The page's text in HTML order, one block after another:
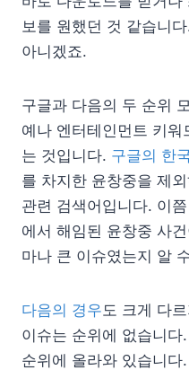
보를 원했던 것 같습니
아니겠죠.
구글과 다음의 두 순위
예나 엔터테인먼트 키
는 것입니다. 구글의 한
를 차지한 윤창중을 제
관련 검색어입니다. 이
에서 해임된 윤창중 사
마나 큰 이슈였는지 알
다음의 경우 도 크게 다
이슈는 순위에 없습니
순위에 올라와 있습니